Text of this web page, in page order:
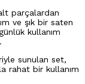
parçalardan
ve şık bir saten
kullanım
sunulan set,
rahat bir kullanım